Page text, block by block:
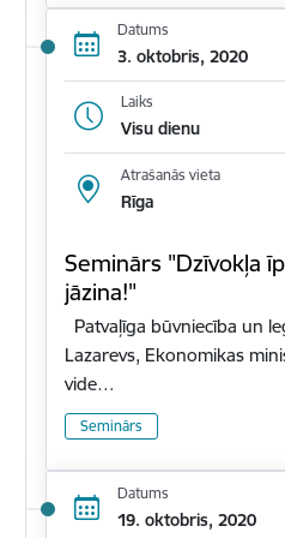
Datums
3. oktobris, 2020
Laiks
Visu dienu
Atrašanās vieta
Rīga
Seminārs "Dzīvokļa
jāzina!"
Patvaļīga būvniecība un
Lazarevs, Ekonomikas
vide…
Seminārs
Datums
19. oktobris, 2020